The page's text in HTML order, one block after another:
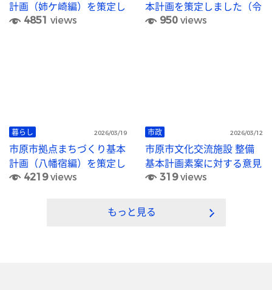
計画（姉ケ崎編）を策定し
ます4851 views
本計画を策定しました（令
和8年2月）
950views
暮らし 2026/03/19
市原市拠点まちづくり基本
計画（八幡宿編）を策定し
ます4219views
市政 2026/03/12
市原市文化交流施設 整備
基本計画素案に対する意見
募集結果を公表します
319views
もっと見る